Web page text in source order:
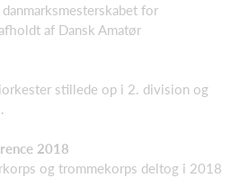
for
af Dansk Amatør
stillede op i 2. division og
2018
og trommekorps deltog i 2018